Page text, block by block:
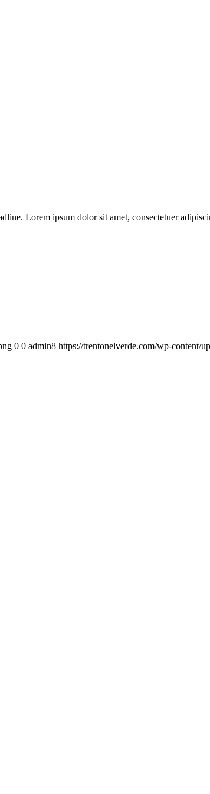
Lorem ipsum dolor sit amet, consectetuer
0 0 admin8 https://trentonelverde.com/wp-content/